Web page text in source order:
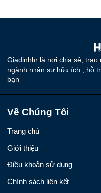
Giadinhhr là nơi chia sẻ, trao
ngành nhân sự hữu ích , hỗ
bạn
Về Chúng Tôi
Trang chủ
Giới thiệu
Điều khoản sử dụng
Chính sách liên kết